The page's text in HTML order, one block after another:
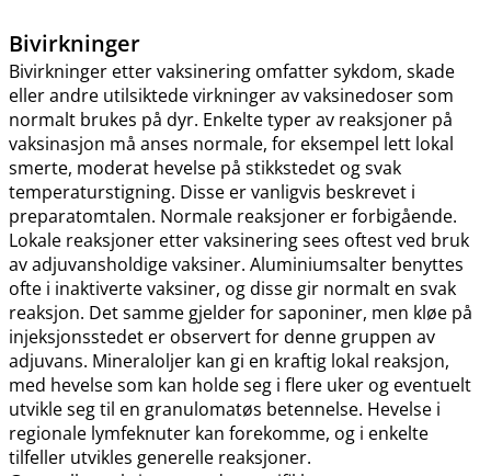
Bivirkninger
Bivirkninger etter vaksinering omfatter sykdom, skade
eller andre utilsiktede virkninger av vaksinedoser som
normalt brukes på dyr. Enkelte typer av reaksjoner på
vaksinasjon må anses normale, for eksempel lett lokal
smerte, moderat hevelse på stikkstedet og svak
temperaturstigning. Disse er vanligvis beskrevet i
preparatomtalen. Normale reaksjoner er forbigående.
Lokale reaksjoner etter vaksinering sees oftest ved bruk
av adjuvansholdige vaksiner. Aluminiumsalter benyttes
ofte i inaktiverte vaksiner, og disse gir normalt en svak
reaksjon. Det samme gjelder for saponiner, men kløe på
injeksjonsstedet er observert for denne gruppen av
adjuvans. Mineraloljer kan gi en kraftig lokal reaksjon,
med hevelse som kan holde seg i flere uker og eventuelt
utvikle seg til en granulomatøs betennelse. Hevelse i
regionale lymfeknuter kan forekomme, og i enkelte
tilfeller utvikles generelle reaksjoner.